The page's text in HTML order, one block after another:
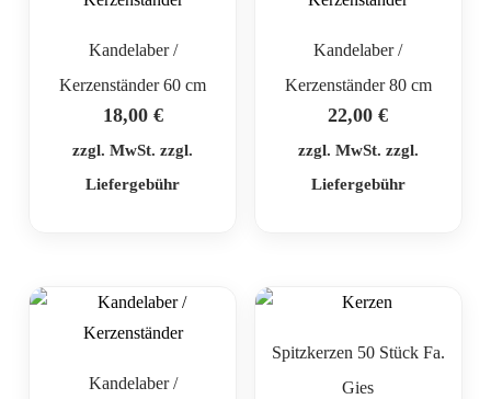
Kandelaber /
Kerzenständer 60 cm
18,00 €
zzgl. MwSt. zzgl.
Liefergebühr
Kandelaber /
Kerzenständer 80 cm
22,00€
zzgl. MwSt. zzgl.
Liefergebühr
Kandelaber /
Spitzkerzen 50 Stück Fa.
Gies